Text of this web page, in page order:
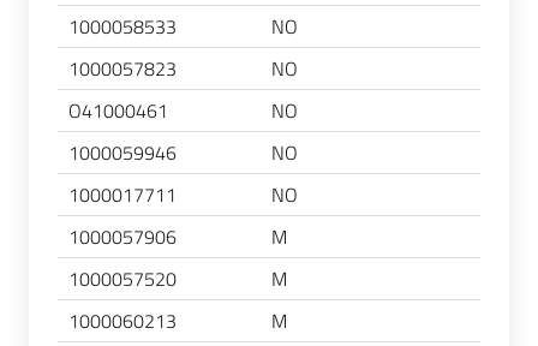
1000058533
NO
1000057823
NO
O41000461
NO
1000059946
NO
1000017711
NO
1000057906
M
1000057520
M
1000060213
M